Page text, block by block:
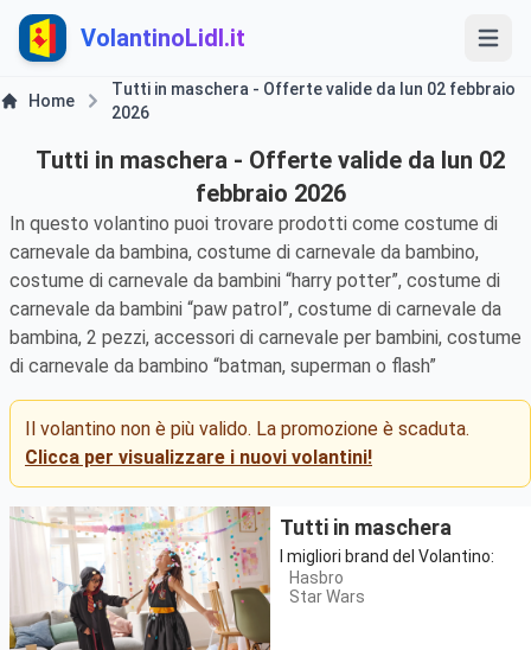
VolantinoLidl.it
Home
Tutti in maschera - Offerte valide da lun 02 febbraio
2026
Tutti in maschera - Offerte valide da lun 02
febbraio 2026
In questo volantino puoi trovare prodotti come costume di
carnevale da bambina, costume di carnevale da bambino,
costume di carnevale da bambini “harry potter”, costume di
carnevale da bambini “paw patrol”, costume di carnevale da
bambina, 2 pezzi, accessori di carnevale per bambini, costume
di carnevale da bambino “batman, superman o flash”
Il volantino non è più valido. La promozione è scaduta.
Clicca per visualizzare i nuovi volantini!
Tutti in maschera
I migliori brand del Volantino:
Hasbro
Star Wars